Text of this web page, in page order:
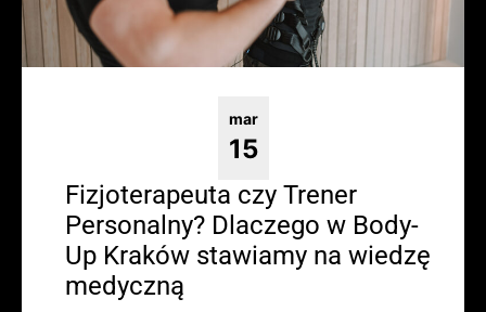
mar
15
Fizjoterapeuta czy Trener
Personalny? Dlaczego w Body-
Up Kraków stawiamy na wiedzę
medyczną